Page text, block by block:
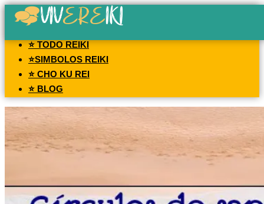
⭐ TODO REIKI
⭐SIMBOLOS REIKI
⭐ CHO KU REI
⭐ BLOG